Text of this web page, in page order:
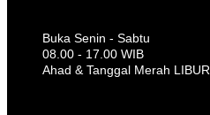
Buka Senin - Sabtu
08.00 - 17.00 WIB
Ahad & Tanggal Merah LIBUR